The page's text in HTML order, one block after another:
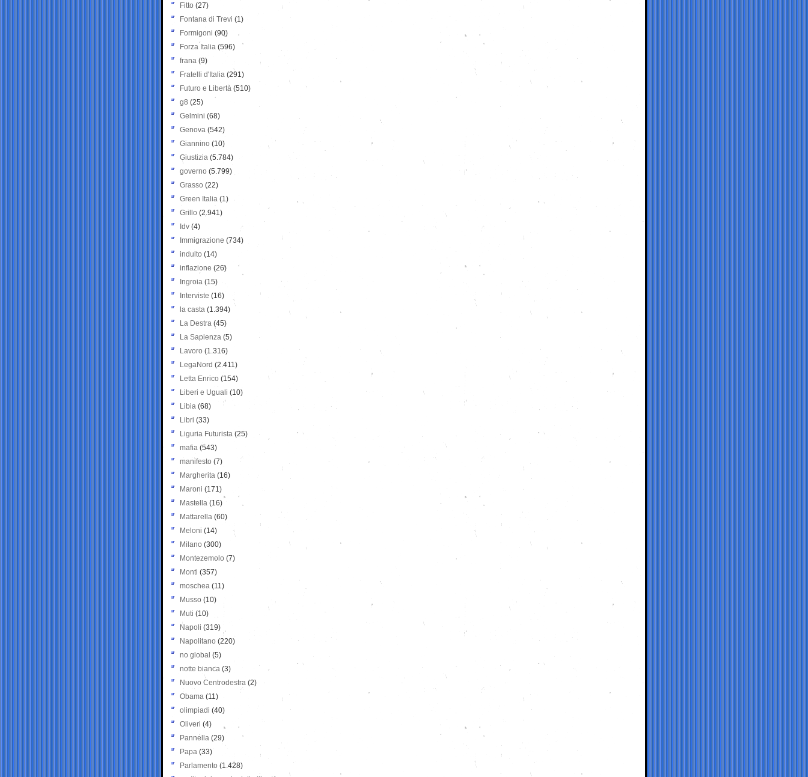
Fitto (27)
Fontana di Trevi (1)
Formigoni (90)
Forza Italia (596)
frana (9)
Fratelli d'Italia (291)
Futuro e Libertà (510)
g8 (25)
Gelmini (68)
Genova (542)
Giannino (10)
Giustizia (5.784)
governo (5.799)
Grasso (22)
Green Italia (1)
Grillo (2.941)
Idv (4)
Immigrazione (734)
indulto (14)
inflazione (26)
Ingroia (15)
Interviste (16)
la casta (1.394)
La Destra (45)
La Sapienza (5)
Lavoro (1.316)
LegaNord (2.411)
Letta Enrico (154)
Liberi e Uguali (10)
Libia (68)
Libri (33)
Liguria Futurista (25)
mafia (543)
manifesto (7)
Margherita (16)
Maroni (171)
Mastella (16)
Mattarella (60)
Meloni (14)
Milano (300)
Montezemolo (7)
Monti (357)
moschea (11)
Musso (10)
Muti (10)
Napoli (319)
Napolitano (220)
no global (5)
notte bianca (3)
Nuovo Centrodestra (2)
Obama (11)
olimpiadi (40)
Oliveri (4)
Pannella (29)
Papa (33)
Parlamento (1.428)